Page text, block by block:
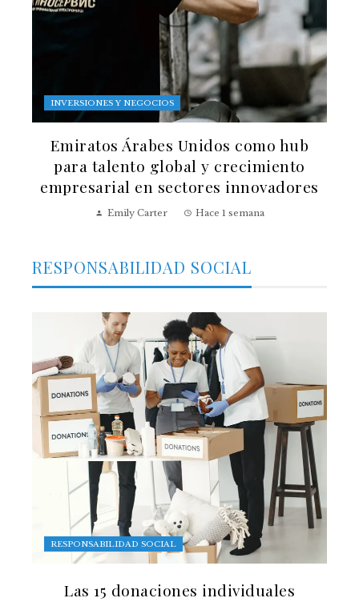
INVERSIONES Y NEGOCIOS
Emiratos Árabes Unidos como hub
para talento global y crecimiento
empresarial en sectores innovadores
Emily Carter Hace 1 semana
RESPONSABILIDAD SOCIAL
RESPONSABILIDAD SOCIAL
Las 15 donaciones individuales